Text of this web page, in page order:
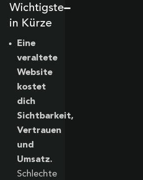
Wichtigste
in Kürze
Eine
veraltete
Website
kostet
dich
Sichtbarkeit,
Vertrauen
und
Umsatz.
Schlechte